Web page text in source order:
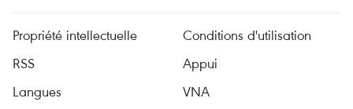
Propriété intellectuelle
Conditions d'utilisation
RSS
Appui
Langues
VNA